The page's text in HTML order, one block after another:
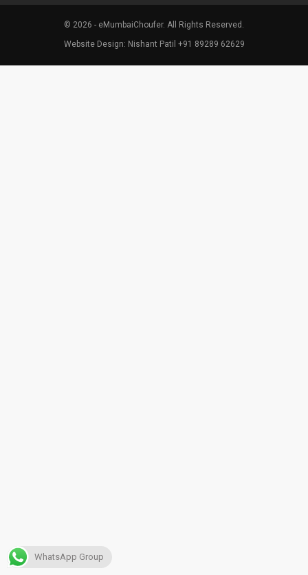
© 2026 - eMumbaiChoufer. All Rights Reserved.
Website Design: Nishant Patil +91 89289 62629
WhatsApp Group